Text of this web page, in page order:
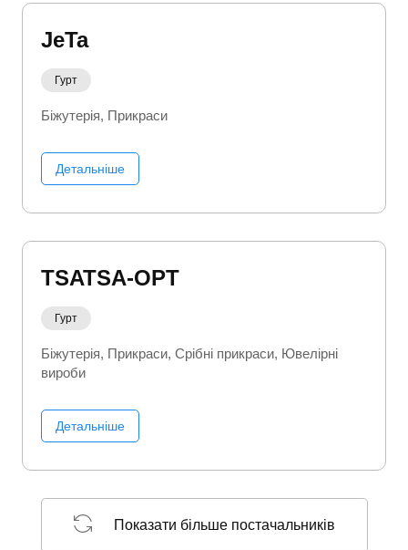
JeTa
Гурт
Біжутерія Прикраси
Детальніше
TSATSA-OPT
Гурт
Біжутерія Прикраси Срібні прикраси Ювелірні
вироби
Детальніше
Показати більше постачальників